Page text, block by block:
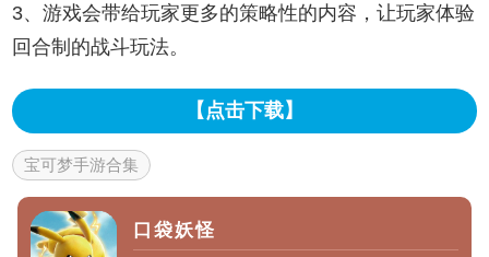
3、游戏会带给玩家更多的策略性的内容，让玩家体验
回合制的战斗玩法。
【点击下载】
宝可梦手游合集
口袋妖怪